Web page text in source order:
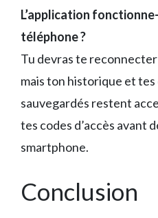
L’application
téléphone ?
Tu devras te
mais ton historique et
sauvegardés restent
tes codes d’accès avant
smartphone.
Conclusion